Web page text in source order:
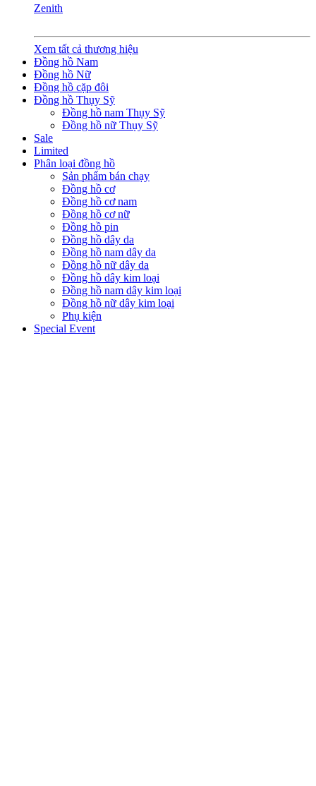
Zenith
Xem tất cả thương hiệu
Đồng hồ Nam
Đồng hồ Nữ
Đồng hồ cặp đôi
Đồng hồ Thụy Sỹ
Đồng hồ nam Thụy Sỹ
Đồng hồ nữ Thụy Sỹ
Sale
Limited
Phân loại đồng hồ
Sản phẩm bán chạy
Đồng hồ cơ
Đồng hồ cơ nam
Đồng hồ cơ nữ
Đồng hồ pin
Đồng hồ dây da
Đồng hồ nam dây da
Đồng hồ nữ dây da
Đồng hồ dây kim loại
Đồng hồ nam dây kim loại
Đồng hồ nữ dây kim loại
Phụ kiện
Special Event